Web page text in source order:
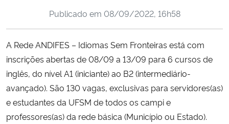
Ministério da Ciência, Tecnologia, Inovações e Comunicações
Ministério do Meio Ambiente
Ministério do Turismo
Publicado em 08/09/2022, 16h58
A Rede ANDIFES – Idiomas Sem Fronteiras está com
inscrições abertas de 08/09 a 13/09 para 6 cursos de
inglês, do nível A1 (iniciante) ao B2 (intermediário-
avançado). São 130 vagas, exclusivas para servidores(as)
e estudantes da UFSM de todos os campi e
professores(as) da rede básica (Município ou Estado).